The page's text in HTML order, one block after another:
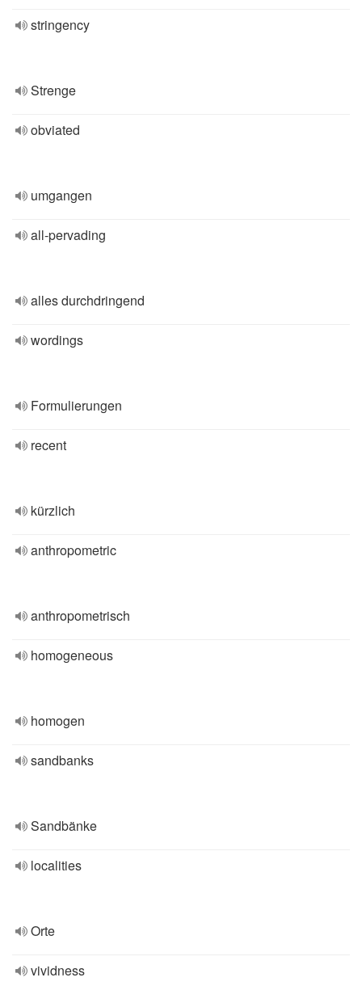
stringency
Strenge
obviated
umgangen
all-pervading
alles durchdringend
wordings
Formulierungen
recent
kürzlich
anthropometric
anthropometrisch
homogeneous
homogen
sandbanks
Sandbänke
localities
Orte
vividness